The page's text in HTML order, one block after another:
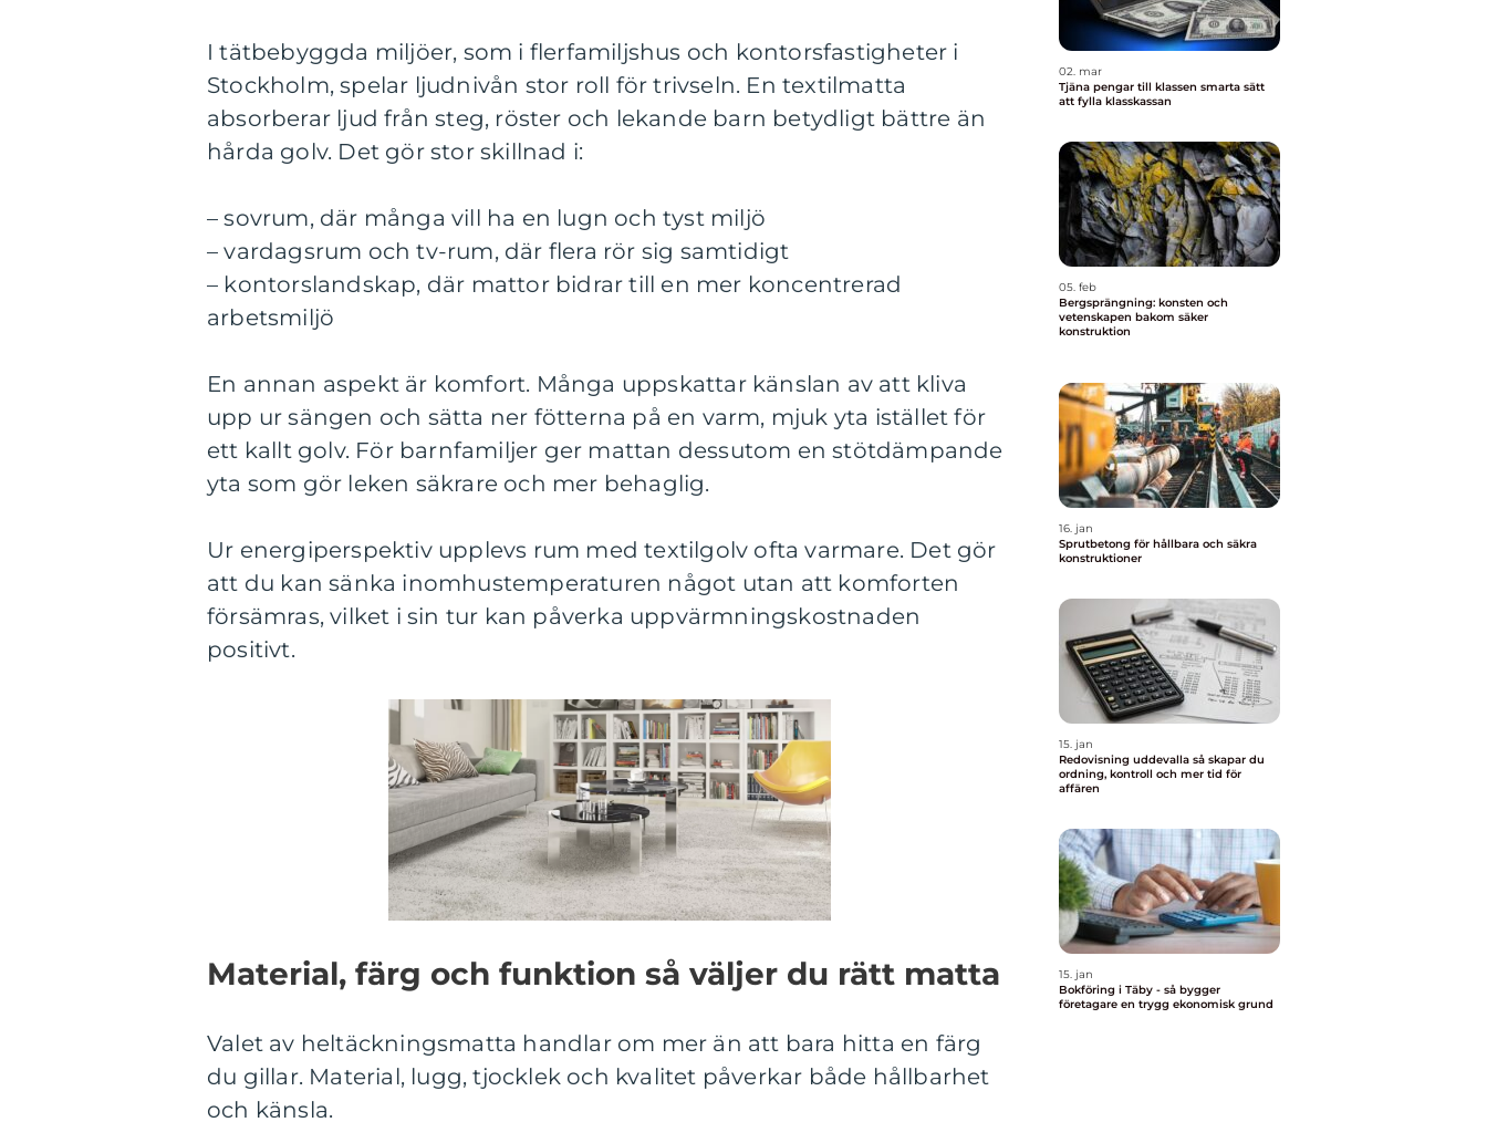
I tätbebyggda miljöer, som i flerfamiljshus och kontorsfastigheter i
Stockholm, spelar ljudnivån stor roll för trivseln. En textilmatta
absorberar ljud från steg, röster och lekande barn betydligt bättre än
hårda golv. Det gör stor skillnad i:
– sovrum, där många vill ha en lugn och tyst miljö
– vardagsrum och tv-rum, där flera rör sig samtidigt
– kontorslandskap, där mattor bidrar till en mer koncentrerad
arbetsmiljö
En annan aspekt är komfort. Många uppskattar känslan av att kliva
upp ur sängen och sätta ner fötterna på en varm, mjuk yta istället för
ett kallt golv. För barnfamiljer ger mattan dessutom en stötdämpande
yta som gör leken säkrare och mer behaglig.
Ur energiperspektiv upplevs rum med textilgolv ofta varmare. Det gör
att du kan sänka inomhustemperaturen något utan att komforten
försämras, vilket i sin tur kan påverka uppvärmningskostnaden
positivt.
Material, färg och funktion så väljer du rätt matta
Valet av heltäckningsmatta handlar om mer än att bara hitta en färg
du gillar. Material, lugg, tjocklek och kvalitet påverkar både hållbarhet
och känsla.
02. mar
Tjäna pengar till klassen smarta sätt
att fylla klasskassan
05. feb
Bergsprängning: konsten och
vetenskapen bakom säker
konstruktion
16. jan
Sprutbetong för hållbara och säkra
konstruktioner
15. jan
Redovisning uddevalla så skapar du
ordning, kontroll och mer tid för
affären
15. jan
Bokföring i Täby - så bygger
företagare en trygg ekonomisk grund